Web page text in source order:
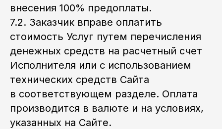
внесения 100% предоплаты.
7.2. Заказчик вправе оплатить
стоимость Услуг путем перечисления
денежных средств на расчетный счет
Исполнителя или с использованием
технических средств Сайта
в соответствующем разделе. Оплата
производится в валюте и на условиях,
указанных на Сайте.